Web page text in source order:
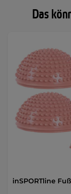
Das
inSPORTline